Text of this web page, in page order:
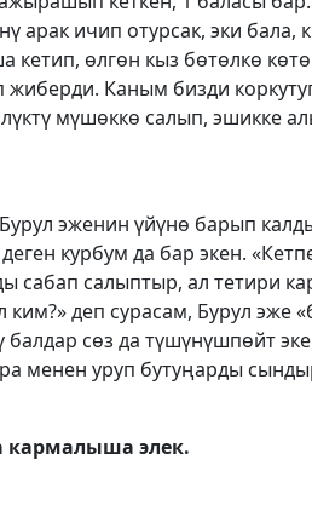
арак ичип отурсак, эки бала,
кетип, өлгөн кыз бөтөлкө
Каным бизди
мүшөккө салып, эшикке
эженин үйүнө барып
курбум да бар экен.
сабап салыптыр, ал тетири
деп сурасам, Бурул эже
сөз да түшүнүшпөйт
менен уруп бутуңарды
кармалыша элек.